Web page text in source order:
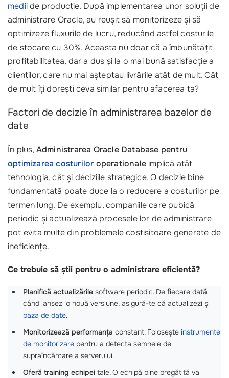
mediide producție. După implementarea unor soluții de
administrare Oracle, au reușit să monitorizeze și să
optimizeze fluxurile de lucru, reducând astfel costurile
de stocare cu 30%. Aceasta nu doar că a îmbunătățit
profitabilitatea, dar a dus și la o mai bună satisfacție a
clienților, care nu mai așteptau livrările atât de mult. Cât
de mult îți dorești ceva similar pentru afacerea ta?
Factori de decizie în administrarea bazelor de
date
În plus, Administrarea Oracle Database pentru
optimizarea costurilor operationale implică atât
tehnologia, cât și deciziile strategice. O decizie bine
fundamentată poate duce la o reducere a costurilor pe
termen lung. De exemplu, companiile care pubică
periodic și actualizează procesele lor de administrare
pot evita multe din problemele costisitoare generate de
ineficiențe.
Ce trebuie să știi pentru o administrare eficientă?
Planifică actualizările software periodic. De fiecare dată
când lansezi o nouă versiune, asigură-te că actualizezi și
baza de date.
Monitorizează performanța constant. Folosește instrumente
de monitorizare pentru a detecta semnele de
supraîncărcare a serverului.
Oferă training echipei tale. O echipă bine pregătită va